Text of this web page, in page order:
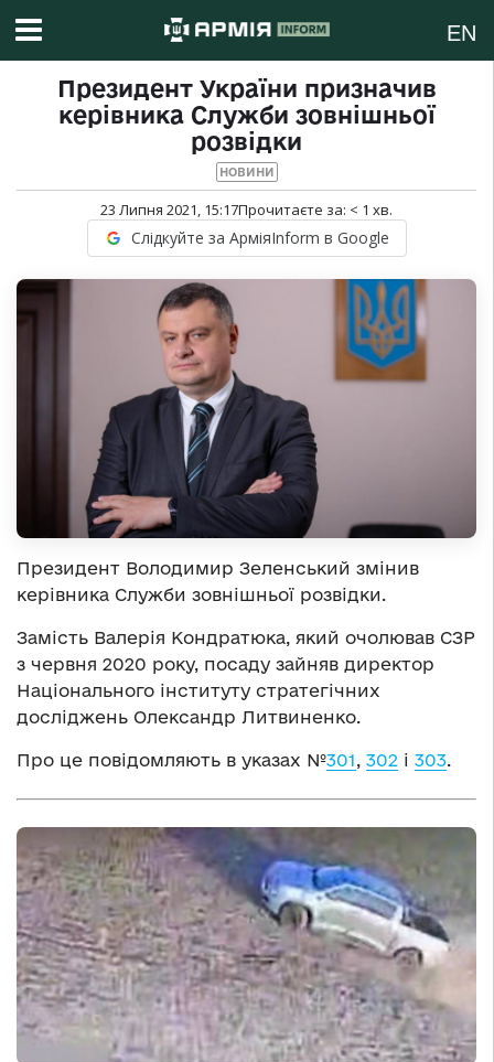
EN
Президент України призначив
керівника Служби зовнішньої
розвідки
НОВИНИ
23 Липня 2021, 15:17Прочитаєте за: < 1 хв.
Слідкуйте за АрміяInform в Google
Президент Володимир Зеленський змінив
керівника Служби зовнішньої розвідки.
Замість Валерія Кондратюка, який очолював СЗР
з червня 2020 року, посаду зайняв директор
Національного інституту стратегічних
досліджень Олександр Литвиненко.
Про це повідомляють в указах №301, 302 і 303.